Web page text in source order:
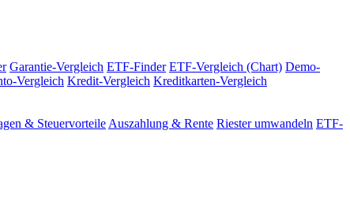
Garantie-Vergleich ETF-Finder ETF-Vergleich (Chart) Demo-
Vergleich Kredit-Vergleich Kreditkarten-Vergleich
& Steuervorteile Auszahlung & Rente Riester umwandeln ETF-